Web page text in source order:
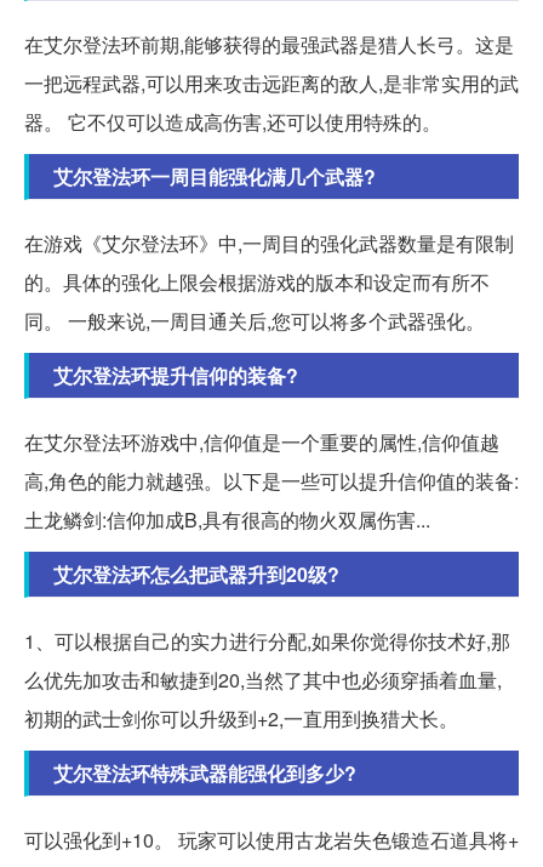
在艾尔登法环前期,能够获得的最强武器是猎人长弓。这是
一把远程武器,可以用来攻击远距离的敌人,是非常实用的武
器。 它不仅可以造成高伤害,还可以使用特殊的。
艾尔登法环一周目能强化满几个武器?
在游戏《艾尔登法环》中,一周目的强化武器数量是有限制
的。具体的强化上限会根据游戏的版本和设定而有所不
同。 一般来说,一周目通关后,您可以将多个武器强化。
艾尔登法环提升信仰的装备?
在艾尔登法环游戏中,信仰值是一个重要的属性,信仰值越
高,角色的能力就越强。以下是一些可以提升信仰值的装备:
土龙鳞剑:信仰加成B,具有很高的物火双属伤害...
艾尔登法环怎么把武器升到20级?
1、可以根据自己的实力进行分配,如果你觉得你技术好,那
么优先加攻击和敏捷到20,当然了其中也必须穿插着血量,
初期的武士剑你可以升级到+2,一直用到换猎犬长。
艾尔登法环特殊武器能强化到多少?
可以强化到+10。 玩家可以使用古龙岩失色锻造石道具将+